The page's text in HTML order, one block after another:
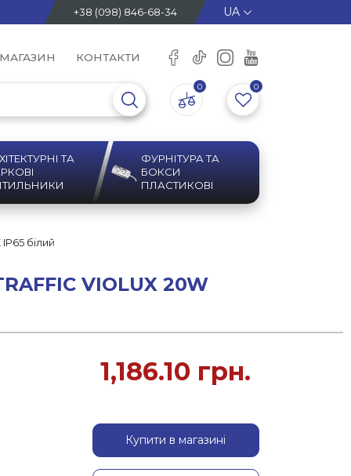
+38 (098) 846-68-34
КОНТАКТИ
0 0
ТА
ФУРНІТУРА ТА
БОКСИ
ПЛАСТИКОВІ
білий
VIOLUX 20W
1,186.10 грн.
Купити в магазині